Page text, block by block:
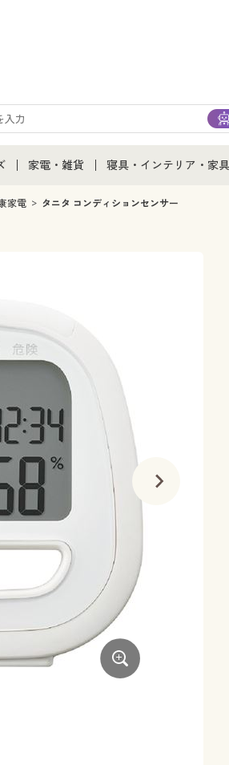
通販すべて
家電・雑貨
家電・雑貨すべて
寝具・インテリア・家具
寝具・インテリア・家具
家電 タニタ コンディションセンサー